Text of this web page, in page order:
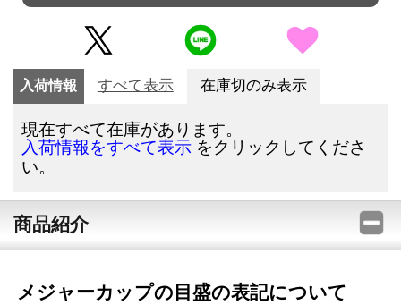
入荷情報 すべて表示 在庫切のみ表示
現在すべて在庫があります。
入荷情報をすべて表示 をクリックしてくださ
い。
商品紹介
メジャーカップの目盛の表記について